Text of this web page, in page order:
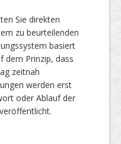
Sie direkten
zu beurteilenden
basiert
dem Prinzip, dass
zeitnah
werden erst
oder Ablauf der